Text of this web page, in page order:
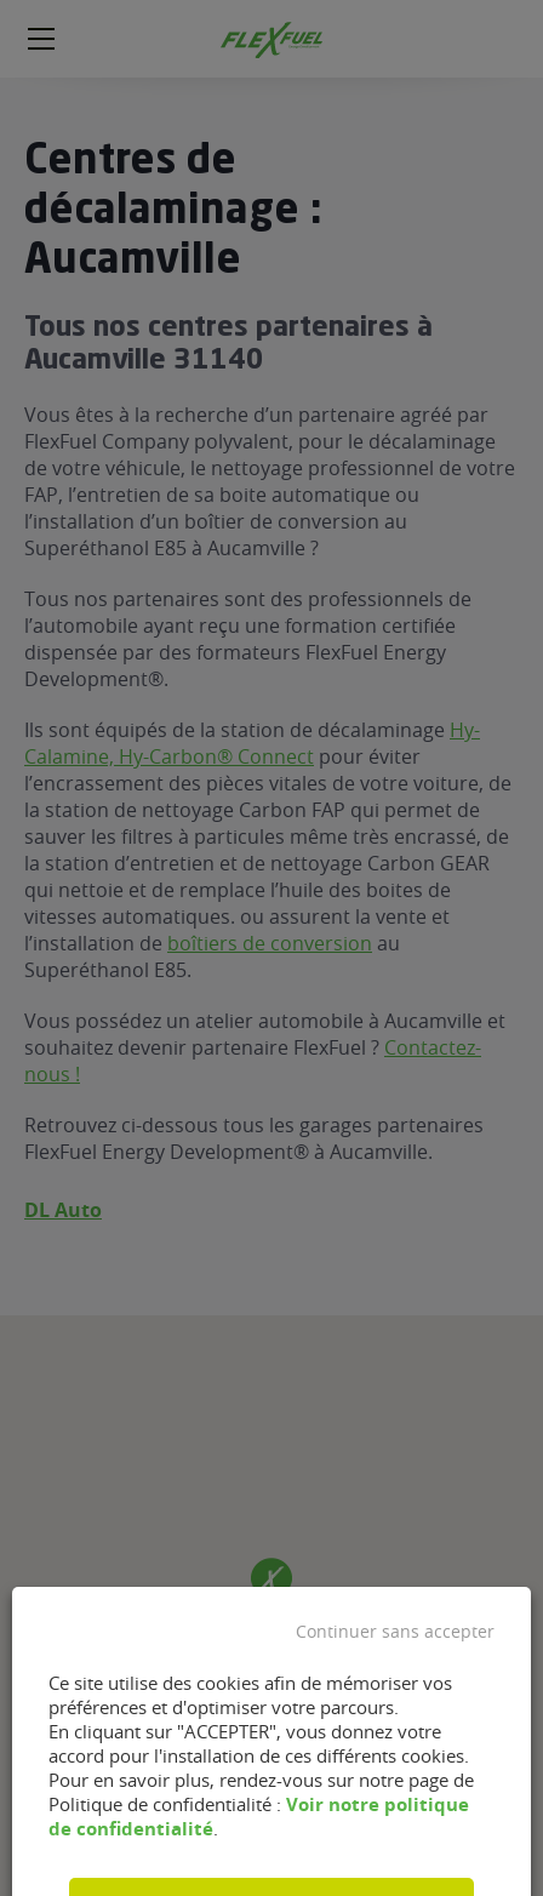
FlexFuel
Méga
le Décalaminage
?
gratuit
du carburant avec
?
de mon
garagiste
garagiste
Centres de
décalaminage :
Aucamville
Tous nos centres partenaires à
Aucamville 31140
Vous êtes à la recherche d’un partenaire agréé par
FlexFuel Company polyvalent, pour le décalaminage
de votre véhicule, le nettoyage professionnel de votre
FAP, l’entretien de sa boite automatique ou
l’installation d’un boîtier de conversion au
Superéthanol E85 à Aucamville ?
Tous nos partenaires sont des professionnels de
l’automobile ayant reçu une formation certifiée
dispensée par des formateurs FlexFuel Energy
Development®.
Ils sont équipés de la station de décalaminage Hy-
Calamine, Hy-Carbon® Connect pour éviter
l’encrassement des pièces vitales de votre voiture, de
la station de nettoyage Carbon FAP qui permet de
sauver les filtres à particules même très encrassé, de
la station d’entretien et de nettoyage Carbon GEAR
qui nettoie et de remplace l’huile des boites de
vitesses automatiques. ou assurent la vente et
l’installation de boîtiers de conversion au
Superéthanol E85.
Vous possédez un atelier automobile à Aucamville et
souhaitez devenir partenaire FlexFuel ? Contactez-
nous !
Retrouvez ci-dessous tous les garages partenaires
FlexFuel Energy Development® à Aucamville.
DL Auto
Ce site utilise des cookies afin de mémoriser vos
préférences et d'optimiser votre parcours.
En cliquant sur "ACCEPTER", vous donnez votre
accord pour l'installation de ces différents cookies.
Pour en savoir plus, rendez-vous sur notre page de
Politique de confidentialité : Voir notre politique
de confidentialité.
Continuer sans accepter